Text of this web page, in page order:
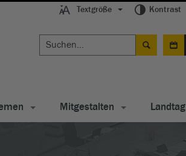
Textgröße Kontrast
Mitgestalten Landtag